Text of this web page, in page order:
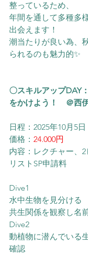
整っているため、
年間を通して多種多
出会えます！
潮当たりが良い為、
られるのも魅力的✨
〇スキルアップDAY
をかけよう！　＠西
日程：2025年10月5日
価格： 24.000円
内容：レクチャー、
リストSP申請料
Dive1
水中生物を見分ける
共生関係を観察し名
Dive2
動植物に潜んでいる
確認